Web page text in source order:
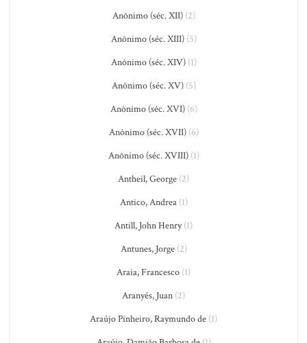
Anônimo (séc. XII)(2)
Anônimo (séc. XIII)(5)
Anônimo (séc. XIV)(1)
Anônimo (séc. XV)(5)
Anônimo (séc. XVI)(6)
Anônimo (séc. XVII)(6)
Anônimo (séc. XVIII)(1)
Antheil, George (2)
Antico, Andrea(1)
Antill, John Henry(1)
Antunes, Jorge(2)
Araia, Francesco (1)
Aranyés, Juan (2)
Araújo Pinheiro, Raymundo de (1)